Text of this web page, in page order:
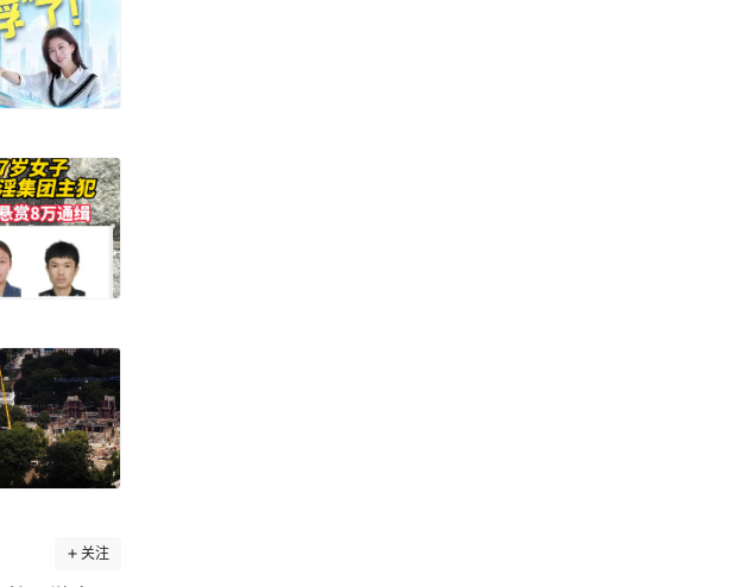
才来填补。
基本普及AI
孩子，更
趣味漫画
得懂、学
驶、元宇
关注